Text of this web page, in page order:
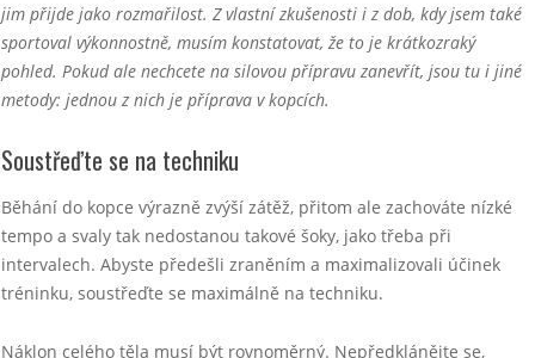
jim přijde jako rozmařilost. Z vlastní zkušenosti i z dob, kdy jsem také
sportoval výkonnostně, musím konstatovat, že to je krátkozraký
pohled. Pokud ale nechcete na silovou přípravu zanevřít, jsou tu i jiné
metody: jednou z nich je příprava v kopcích.
Soustřeďte se na techniku
Běhání do kopce výrazně zvýší zátěž, přitom ale zachováte nízké
tempo a svaly tak nedostanou takové šoky, jako třeba při
intervalech. Abyste předešli zraněním a maximalizovali účinek
tréninku, soustřeďte se maximálně na techniku.
Náklon celého těla musí být rovnoměrný. Nepředklánějte se,